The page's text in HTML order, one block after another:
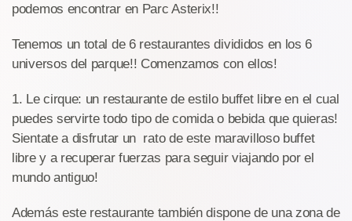
podemos encontrar en Parc Asterix!!
Tenemos un total de 6 restaurantes divididos en los 6
universos del parque!! Comenzamos con ellos!
1. Le cirque: un restaurante de estilo buffet libre en el cual
puedes servirte todo tipo de comida o bebida que quieras!
Sientate a disfrutar un rato de este maravilloso buffet
libre y a recuperar fuerzas para seguir viajando por el
mundo antiguo!
Además este restaurante también dispone de una zona de